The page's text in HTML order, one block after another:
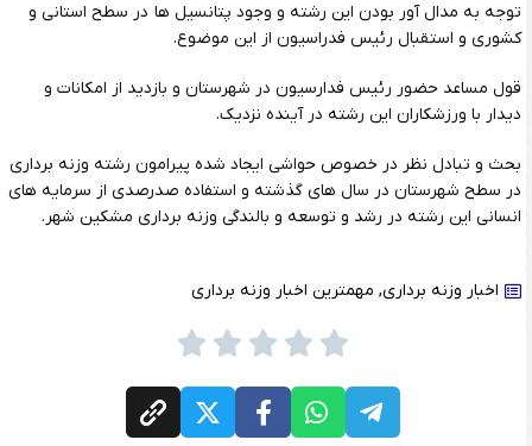
توجه به مدال آور بودن این رشته و وجود پتانسیل ها در سطح استانی و
کشوری و استقبال رئیس فدراسیون از این موضوع.
قول مساعد حضور رئیس فدارسیون در شهرستان و بازدید از امکانات و
دیدار با ورزشکاران این رشته در آینده نزدیک.
بحث و تبادل نظر در خصوص حواشی ایجاد شده پیرامون رشته وزنه برداری
در سطح شهرستان در سال های گذشته و استفاده صدرصدی از سرمایه های
انسانی این رشته در رشد و توسعه و بالندگی وزنه برداری مشکین شهر.
اخبار وزنه برداری, مهمترین اخبار وزنه برداری